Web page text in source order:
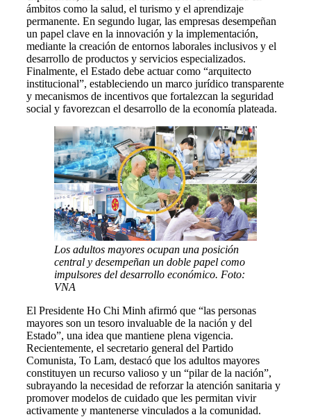
ámbitos como la salud, el turismo y el aprendizaje
permanente. En segundo lugar, las empresas desempeñan
un papel clave en la innovación y la implementación,
mediante la creación de entornos laborales inclusivos y el
desarrollo de productos y servicios especializados.
Finalmente, el Estado debe actuar como “arquitecto
institucional”, estableciendo un marco jurídico transparente
y mecanismos de incentivos que fortalezcan la seguridad
social y favorezcan el desarrollo de la economía plateada.
Los adultos mayores ocupan una posición
central y desempeñan un doble papel como
impulsores del desarrollo económico. Foto:
VNA
El Presidente Ho Chi Minh afirmó que “las personas
mayores son un tesoro invaluable de la nación y del
Estado”, una idea que mantiene plena vigencia.
Recientemente, el secretario general del Partido
Comunista, To Lam, destacó que los adultos mayores
constituyen un recurso valioso y un “pilar de la nación”,
subrayando la necesidad de reforzar la atención sanitaria y
promover modelos de cuidado que les permitan vivir
activamente y mantenerse vinculados a la comunidad.